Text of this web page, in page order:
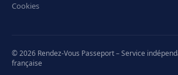
Cookies
© 2026 Rendez-Vous Passeport – Service
française